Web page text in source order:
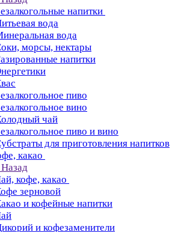
напитки
вода
вода
морсы, нектары
напитки
пиво
вино
чай
пиво и вино
для приготовления напитков
какао
Назад
кофе, какао
зерновой
и кофейные напитки
и кофезаменители